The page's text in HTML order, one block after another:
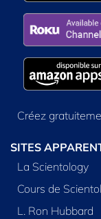
Créez
SITES
La Scientology
Cours de
L. Ron Hubbard